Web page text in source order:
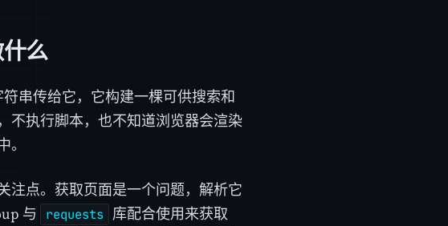
么
串传给它，它构建一棵可供搜索和
不执行脚本，也不知道浏览器会渲染
注点。获取页面是一个问题，解析它
与
requests
库配合使用来获取